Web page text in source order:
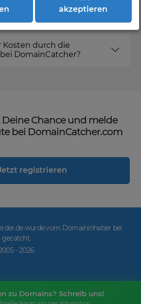
durch die
DomainCatcher?
Deine Chance und melde
bei DomainCatcher.com
registrieren
wurde vom Domaininhaber bei
-2026
zu Domains? Schreib uns!
akzeptieren